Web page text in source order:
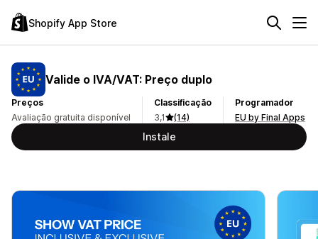
Shopify App Store
Valide o IVA/VAT: Preço duplo
Preços
Avaliação gratuita disponível
Classificação
3,1
(14)
Programador
EU by Final Apps
Instale